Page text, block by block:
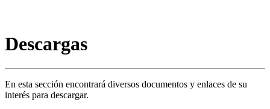
Descargas
En esta sección encontrará diversos documentos y enlaces de su
interés para descargar.